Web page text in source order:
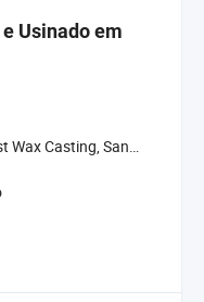
Usinado em
Casting, Sand Casting